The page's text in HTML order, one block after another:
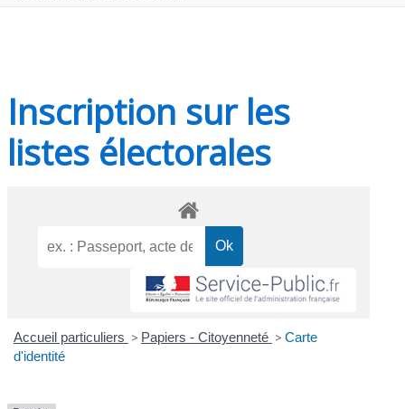
Inscription sur les
listes électorales
Accueil particuliers > Papiers - Citoyenneté > Carte
d'identité